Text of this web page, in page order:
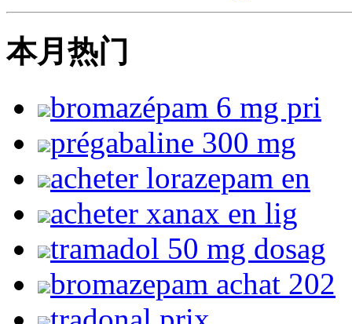
本月热门
bromazépam 6 mg pri
prégabaline 300 mg
acheter lorazepam en
acheter xanax en lig
tramadol 50 mg dosag
bromazepam achat 202